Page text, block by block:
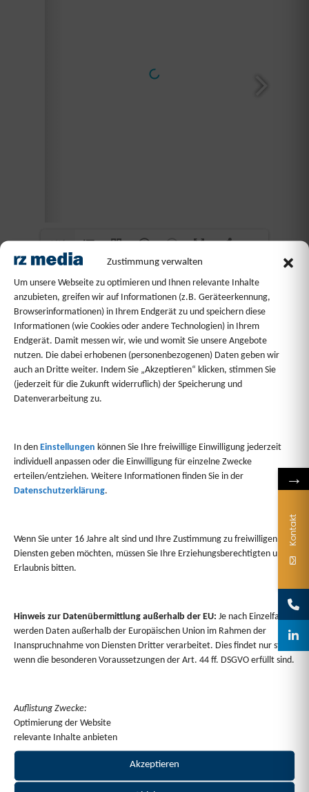
Zustimmung verwalten
Um unsere Webseite zu optimieren und Ihnen relevante Inhalte
anzubieten, greifen wir auf Informationen (z.B. Geräteerkennung,
Browserinformationen) in Ihrem Endgerät zu und speichern diese
Informationen (wie Cookies oder andere Technologien) in Ihrem
Endgerät. Damit messen wir, wie und womit Sie unsere Angebote
nutzen. Die dabei erhobenen (personenbezogenen) Daten geben wir
auch an Dritte weiter. Indem Sie „Akzeptieren“ klicken, stimmen Sie
(jederzeit für die Zukunft widerruflich) der Speicherung und
Datenverarbeitung zu.
In den Einstellungen können Sie Ihre freiwillige Einwilligung jederzeit
individuell anpassen oder die Einwilligung für einzelne Zwecke
erteilen/entziehen. Weitere Informationen finden Sie in der
Datenschutzerklärung.
Wenn Sie unter 16 Jahre alt sind und Ihre Zustimmung zu freiwilligen
Diensten geben möchten, müssen Sie Ihre Erziehungsberechtigten um
Erlaubnis bitten.
Hinweis zur Datenübermittlung außerhalb der EU: Je nach Einzelfall
werden Daten außerhalb der Europäischen Union im Rahmen der
Inanspruchnahme von Diensten Dritter verarbeitet. Dies findet nur statt,
wenn die besonderen Voraussetzungen der Art. 44 ff. DSGVO erfüllt sind.
Auflistung Zwecke:
Optimierung der Website
relevante Inhalte anbieten
Akzeptieren
1/16
→
Kontakt